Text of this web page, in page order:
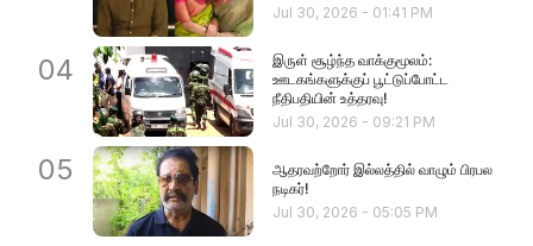
Jul 30, 2026 - 01:41 PM
04
இருள் சூழ்ந்த வாக்குமூலம்:
ஊடகங்களுக்குப் பூட்டுப்போட்ட
நீதிபதியின் உத்தரவு!
Jul 30, 2026 - 09:21 PM
05
ஆதரவற்றோர் இல்லத்தில் வாழும் பிரபல
நடிகர்!
Jul 30, 2026 - 05:05 PM